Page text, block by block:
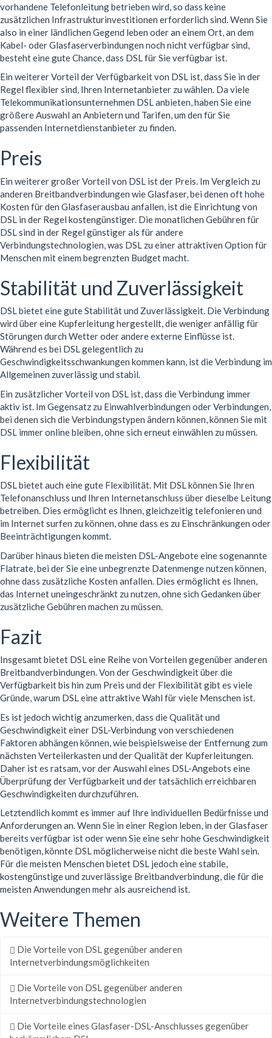
vorhandene Telefonleitung betrieben wird, so dass keine
zusätzlichen Infrastrukturinvestitionen erforderlich sind. Wenn Sie
also in einer ländlichen Gegend leben oder an einem Ort, an dem
Kabel- oder Glasfaserverbindungen noch nicht verfügbar sind,
besteht eine gute Chance, dass DSL für Sie verfügbar ist.
Ein weiterer Vorteil der Verfügbarkeit von DSL ist, dass Sie in der
Regel flexibler sind, Ihren Internetanbieter zu wählen. Da viele
Telekommunikationsunternehmen DSL anbieten, haben Sie eine
größere Auswahl an Anbietern und Tarifen, um den für Sie
passenden Internetdienstanbieter zu finden.
Preis
Ein weiterer großer Vorteil von DSL ist der Preis. Im Vergleich zu
anderen Breitbandverbindungen wie Glasfaser, bei denen oft hohe
Kosten für den Glasfaserausbau anfallen, ist die Einrichtung von
DSL in der Regel kostengünstiger. Die monatlichen Gebühren für
DSL sind in der Regel günstiger als für andere
Verbindungstechnologien, was DSL zu einer attraktiven Option für
Menschen mit einem begrenzten Budget macht.
Stabilität und Zuverlässigkeit
DSL bietet eine gute Stabilität und Zuverlässigkeit. Die Verbindung
wird über eine Kupferleitung hergestellt, die weniger anfällig für
Störungen durch Wetter oder andere externe Einflüsse ist.
Während es bei DSL gelegentlich zu
Geschwindigkeitsschwankungen kommen kann, ist die Verbindung im
Allgemeinen zuverlässig und stabil.
Ein zusätzlicher Vorteil von DSL ist, dass die Verbindung immer
aktiv ist. Im Gegensatz zu Einwahlverbindungen oder Verbindungen,
bei denen sich die Verbindungstypen ändern können, können Sie mit
DSL immer online bleiben, ohne sich erneut einwählen zu müssen.
Flexibilität
DSL bietet auch eine gute Flexibilität. Mit DSL können Sie Ihren
Telefonanschluss und Ihren Internetanschluss über dieselbe Leitung
betreiben. Dies ermöglicht es Ihnen, gleichzeitig telefonieren und
im Internet surfen zu können, ohne dass es zu Einschränkungen oder
Beeinträchtigungen kommt.
Darüber hinaus bieten die meisten DSL-Angebote eine sogenannte
Flatrate, bei der Sie eine unbegrenzte Datenmenge nutzen können,
ohne dass zusätzliche Kosten anfallen. Dies ermöglicht es Ihnen,
das Internet uneingeschränkt zu nutzen, ohne sich Gedanken über
zusätzliche Gebühren machen zu müssen.
Fazit
Insgesamt bietet DSL eine Reihe von Vorteilen gegenüber anderen
Breitbandverbindungen. Von der Geschwindigkeit über die
Verfügbarkeit bis hin zum Preis und der Flexibilität gibt es viele
Gründe, warum DSL eine attraktive Wahl für viele Menschen ist.
Es ist jedoch wichtig anzumerken, dass die Qualität und
Geschwindigkeit einer DSL-Verbindung von verschiedenen
Faktoren abhängen können, wie beispielsweise der Entfernung zum
nächsten Verteilerkasten und der Qualität der Kupferleitungen.
Daher ist es ratsam, vor der Auswahl eines DSL-Angebots eine
Überprüfung der Verfügbarkeit und der tatsächlich erreichbaren
Geschwindigkeiten durchzuführen.
Letztendlich kommt es immer auf Ihre individuellen Bedürfnisse und
Anforderungen an. Wenn Sie in einer Region leben, in der Glasfaser
bereits verfügbar ist oder wenn Sie eine sehr hohe Geschwindigkeit
benötigen, könnte DSL möglicherweise nicht die beste Wahl sein.
Für die meisten Menschen bietet DSL jedoch eine stabile,
kostengünstige und zuverlässige Breitbandverbindung, die für die
meisten Anwendungen mehr als ausreichend ist.
Weitere Themen
Die Vorteile von DSL gegenüber anderen
Internetverbindungsmöglichkeiten
Die Vorteile von DSL gegenüber anderen
Internetverbindungstechnologien
Die Vorteile eines Glasfaser-DSL-Anschlusses gegenüber